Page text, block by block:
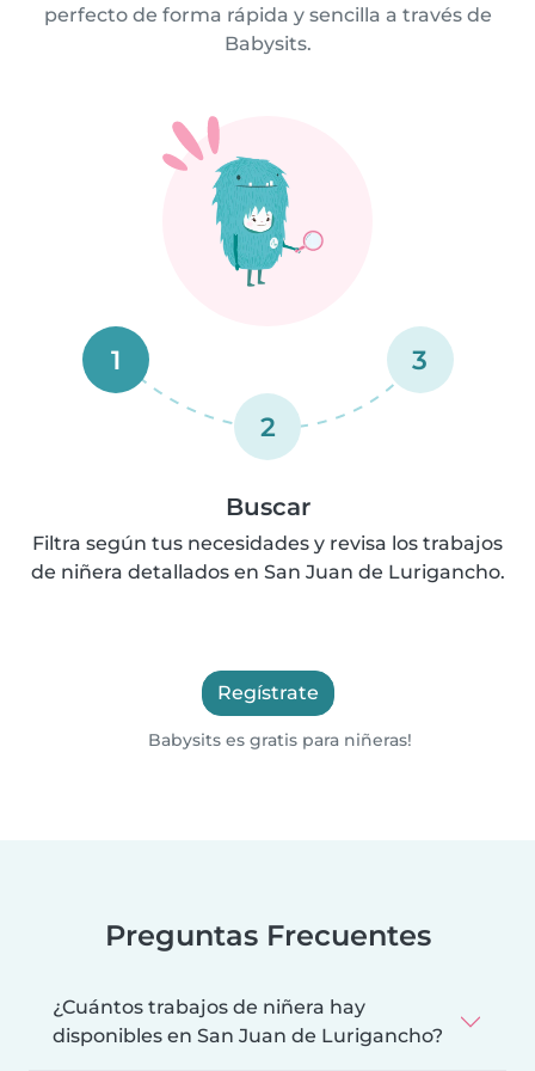
perfecto de forma rápida y sencilla a través de
Babysits.
1
2
3
Buscar
Filtra según tus necesidades y revisa los trabajos
de niñera detallados en San Juan de Lurigancho.
Regístrate
Babysits es gratis para niñeras!
Preguntas Frecuentes
¿Cuántos trabajos de niñera hay
disponibles en San Juan de Lurigancho?